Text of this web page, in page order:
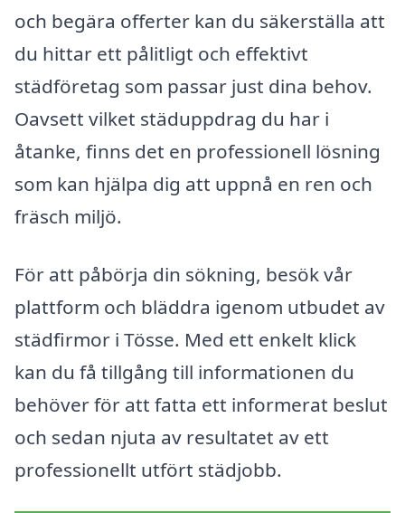
och begära offerter kan du säkerställa att
du hittar ett pålitligt och effektivt
städföretag som passar just dina behov.
Oavsett vilket städuppdrag du har i
åtanke, finns det en professionell lösning
som kan hjälpa dig att uppnå en ren och
fräsch miljö.
För att påbörja din sökning, besök vår
plattform och bläddra igenom utbudet av
städfirmor i Tösse. Med ett enkelt klick
kan du få tillgång till informationen du
behöver för att fatta ett informerat beslut
och sedan njuta av resultatet av ett
professionellt utfört städjobb.